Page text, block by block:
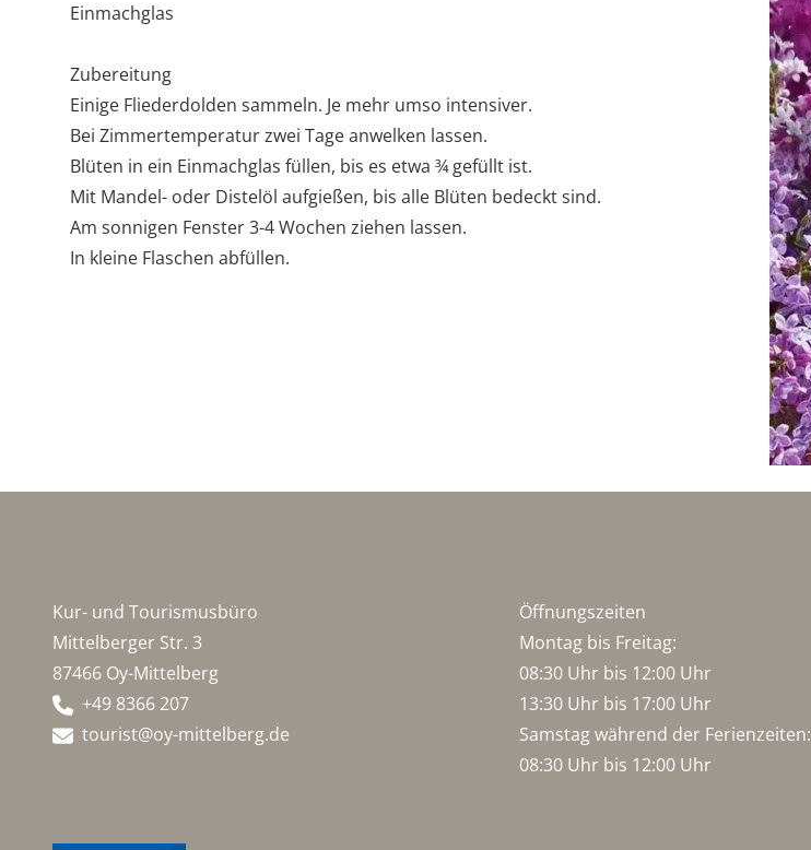
Einmachglas
Zubereitung
Einige Fliederdolden sammeln. Je mehr umso intensiver.
Bei Zimmertemperatur zwei Tage anwelken lassen.
Blüten in ein Einmachglas füllen, bis es etwa ¾ gefüllt ist.
Mit Mandel- oder Distelöl aufgießen, bis alle Blüten bedeckt sind.
Am sonnigen Fenster 3-4 Wochen ziehen lassen.
In kleine Flaschen abfüllen.
Kur- und Tourismusbüro
Mittelberger Str. 3
87466 Oy-Mittelberg
+49 8366 207
tourist@oy-mittelberg.de
Öffnungszeiten
Montag bis Freitag:
08:30 Uhr bis 12:00 Uhr
13:30 Uhr bis 17:00 Uhr
Samstag während der Ferienzeiten:
08:30 Uhr bis 12:00 Uhr